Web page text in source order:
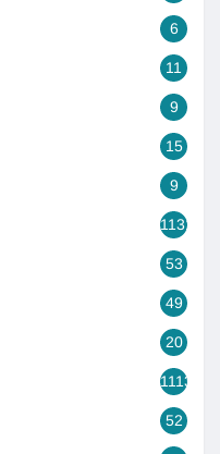
6
11
9
15
9
1131
53
49
20
1113
52